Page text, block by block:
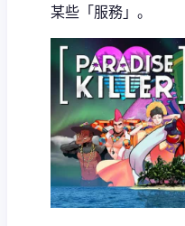
某些「服務」。